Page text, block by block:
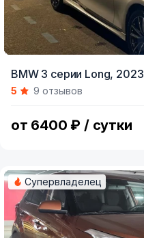
of
BMW 3 серии Long, 2023
5
9 отзывов
от 6400 ₽ / сутки
Супервладелец